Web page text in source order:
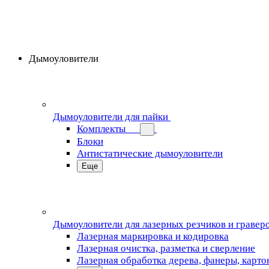
Дымоуловители
Дымоуловители для пайки
Комплекты
Блоки
Антистатические дымоуловители
Еще
Дымоуловители для лазерных резчиков и
Лазерная маркировка и кодировка
Лазерная очистка, разметка и сверление
Лазерная обработка дерева, фанеры,